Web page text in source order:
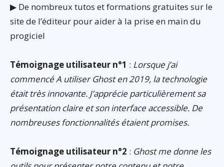
▶ De nombreux tutos et formations gratuites sur le
site de l’éditeur pour aider à la prise en main du
progiciel
Témoignage utilisateur n°1 : Lorsque j’ai
commencé A utiliser Ghost en 2019, la technologie
était très innovante. J’apprécie particulièrement sa
présentation claire et son interface accessible. De
nombreuses fonctionnalités étaient promises.
Témoignage utilisateur n°2 : Ghost me donne les